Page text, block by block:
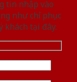
tin nhập vào
như chỉ phục
khách tại đây.